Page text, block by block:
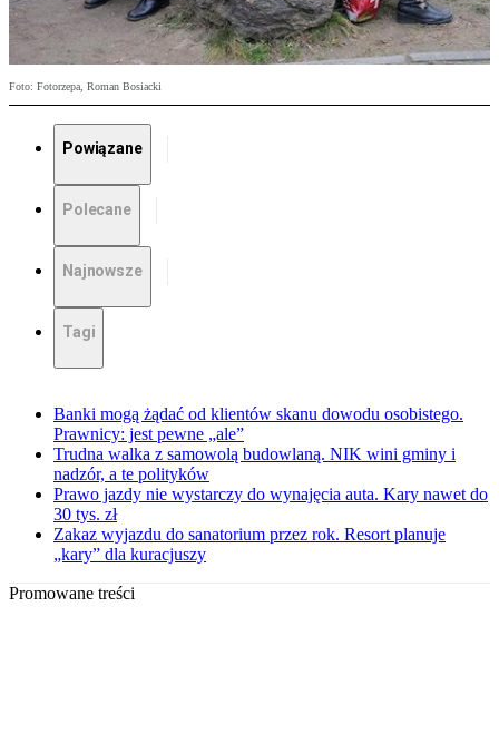
Foto: Fotorzepa, Roman Bosiacki
Powiązane
Polecane
Najnowsze
Tagi
Banki mogą żądać od klientów skanu dowodu osobistego.
Prawnicy: jest pewne „ale”
Trudna walka z samowolą budowlaną. NIK wini gminy i
nadzór, a te polityków
Prawo jazdy nie wystarczy do wynajęcia auta. Kary nawet do
30 tys. zł
Zakaz wyjazdu do sanatorium przez rok. Resort planuje
„kary” dla kuracjuszy
Promowane treści